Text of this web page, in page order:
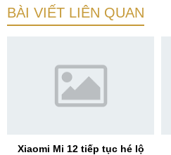
BÀI VIẾT LIÊN QUAN
Xiaomi Mi 12 tiếp tục hé lộ